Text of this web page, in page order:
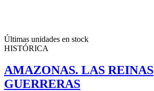
Últimas unidades en stock
HISTÓRICA
AMAZONAS. LAS REINAS
GUERRERAS